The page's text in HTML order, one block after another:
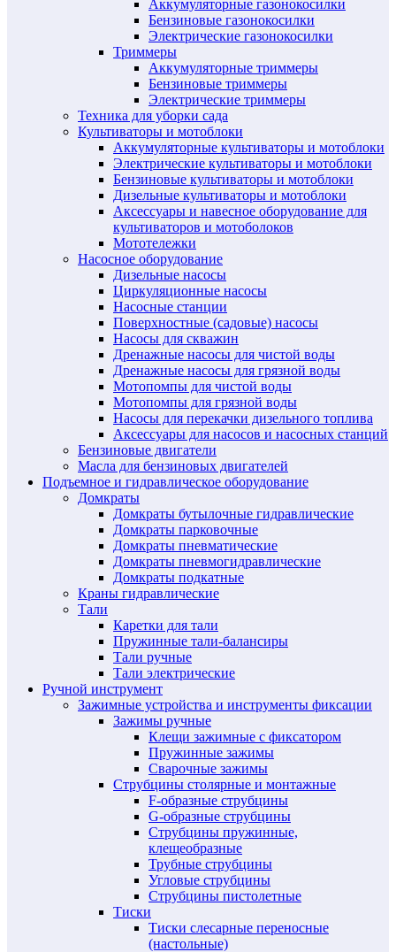
Аккумуляторные газонокосилки
Бензиновые газонокосилки
Электрические газонокосилки
Триммеры
Аккумуляторные триммеры
Бензиновые триммеры
Электрические триммеры
Техника для уборки сада
Культиваторы и мотоблоки
Аккумуляторные культиваторы и мотоблоки
Электрические культиваторы и мотоблоки
Бензиновые культиваторы и мотоблоки
Дизельные культиваторы и мотоблоки
Аксессуары и навесное оборудование для
культиваторов и мотоболоков
Мототележки
Насосное оборудование
Дизельные насосы
Циркуляционные насосы
Насосные станции
Поверхностные (садовые) насосы
Насосы для скважин
Дренажные насосы для чистой воды
Дренажные насосы для грязной воды
Мотопомпы для чистой воды
Мотопомпы для грязной воды
Насосы для перекачки дизельного топлива
Аксессуары для насосов и насосных станций
Бензиновые двигатели
Масла для бензиновых двигателей
Подъемное и гидравлическое оборудование
Домкраты
Домкраты бутылочные гидравлические
Домкраты парковочные
Домкраты пневматические
Домкраты пневмогидравлические
Домкраты подкатные
Краны гидравлические
Тали
Каретки для тали
Пружинные тали-балансиры
Тали ручные
Тали электрические
Ручной инструмент
Зажимные устройства и инструменты фиксации
Зажимы ручные
Клещи зажимные с фиксатором
Пружинные зажимы
Сварочные зажимы
Струбцины столярные и монтажные
F-образные струбцины
G-образные струбцины
Струбцины пружинные,
клещеобразные
Трубные струбцины
Угловые струбцины
Струбцины пистолетные
Тиски
Тиски слесарные переносные
(настольные)